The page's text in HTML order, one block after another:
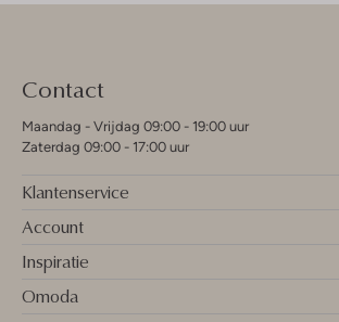
Contact
Maandag - Vrijdag 09:00 - 19:00 uur
Zaterdag 09:00 - 17:00 uur
Klantenservice
Account
Inspiratie
Omoda